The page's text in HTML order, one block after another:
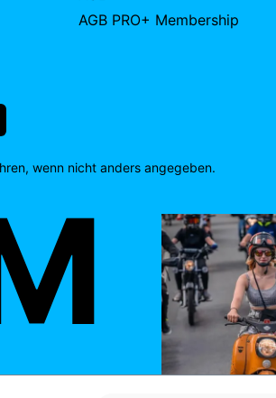
AGB PRO+ Membership
wenn nicht anders angegeben.